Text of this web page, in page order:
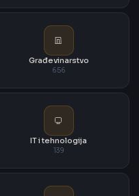
Građevinarstvo
656
IT i tehnologija
139